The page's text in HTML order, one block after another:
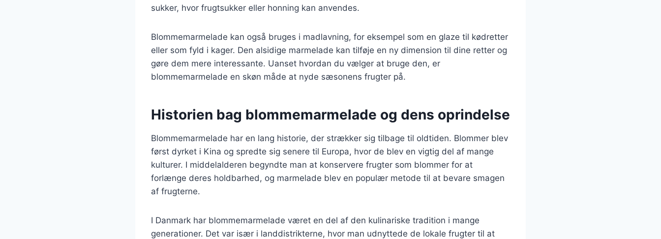
sukker, hvor frugtsukker eller honning kan anvendes.
Blommemarmelade kan også bruges i madlavning, for eksempel som en glaze til kødretter
eller som fyld i kager. Den alsidige marmelade kan tilføje en ny dimension til dine retter og
gøre dem mere interessante. Uanset hvordan du vælger at bruge den, er
blommemarmelade en skøn måde at nyde sæsonens frugter på.
Historien bag blommemarmelade og dens oprindelse
Blommemarmelade har en lang historie, der strækker sig tilbage til oldtiden. Blommer blev
først dyrket i Kina og spredte sig senere til Europa, hvor de blev en vigtig del af mange
kulturer. I middelalderen begyndte man at konservere frugter som blommer for at
forlænge deres holdbarhed, og marmelade blev en populær metode til at bevare smagen
af frugterne.
I Danmark har blommemarmelade været en del af den kulinariske tradition i mange
generationer. Det var især i landdistrikterne, hvor man udnyttede de lokale frugter til at